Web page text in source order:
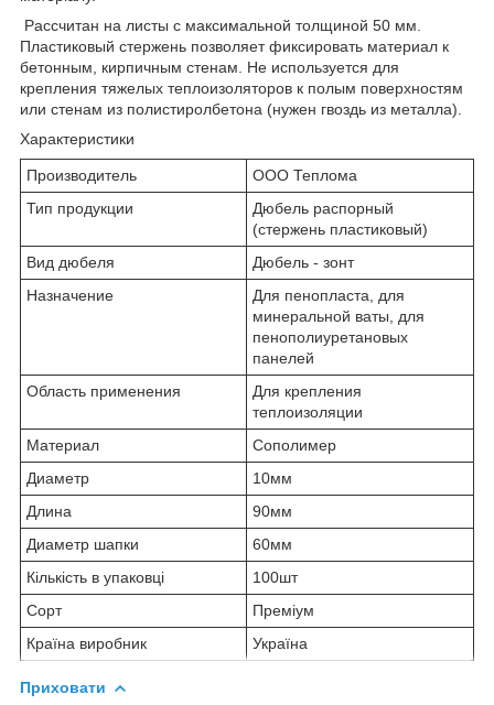
Рассчитан на листы с максимальной толщиной 50 мм.
Пластиковый стержень позволяет фиксировать материал к
бетонным, кирпичным стенам. Не используется для
крепления тяжелых теплоизоляторов к полым поверхностям
или стенам из полистиролбетона (нужен гвоздь из металла).
Характеристики
Производитель
ООО Теплома
Тип продукции
Дюбель распорный
(стержень пластиковый)
Вид дюбеля
Дюбель - зонт
Назначение
Для пенопласта, для
минеральной ваты, для
пенополиуретановых
панелей
Область применения
Для крепления
теплоизоляции
Материал
Сополимер
Диаметр
10мм
Длина
90мм
Диаметр шапки
60мм
Кількість в упаковці
100шт
Сорт
Преміум
Країна виробник
Україна
Приховати